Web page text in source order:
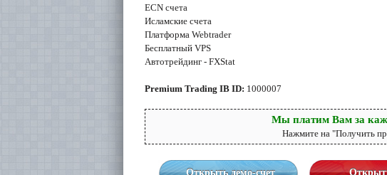
ECN счета
Исламские счета
Платформа Webtrader
Бесплатный VPS
Автотрейдинг - FXStat
Premium Trading IB ID: 1000007
Мы платим Вам за
Нажмите на "Получить
Открыть демо-счет